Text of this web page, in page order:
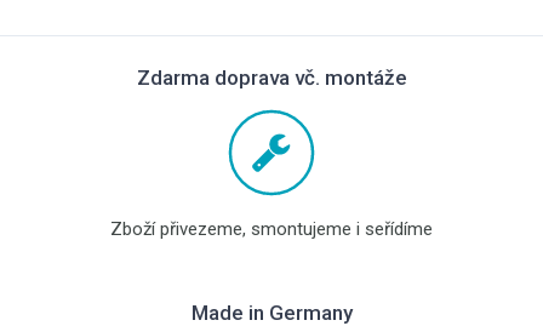
Zdarma doprava vč. montáže
Zboží přivezeme, smontujeme i seřídíme
Made in Germany